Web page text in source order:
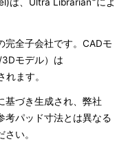
全子会社です。CADモ
モデル）は
ます。
基づき生成され、弊社
考パッド寸法とは異なる
い。